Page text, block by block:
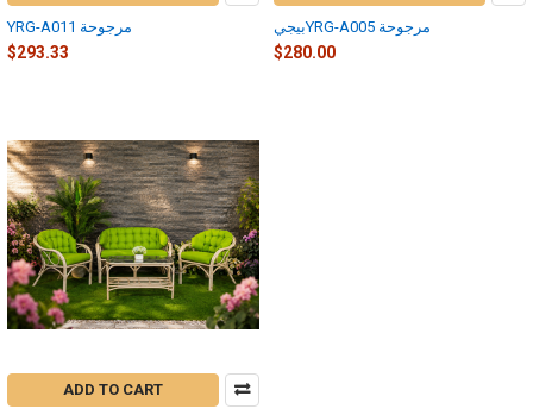
YRG-A011 مرجوحة
$293.33
بيجيYRG-A005 مرجوحة
$280.00
ADD TO CART